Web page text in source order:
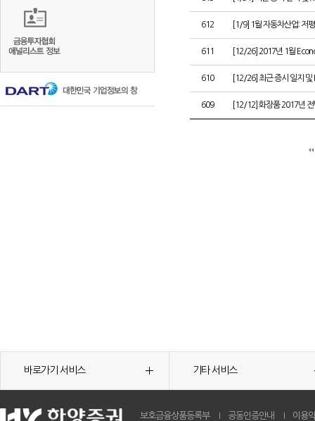
612 [1/9] 1월 자동차산업: 저
611 [12/26] 2017년 1월
610 [12/26] 최근 증시 일지 및
609 [12/12] 화장품 2017년
바로가기 서비스 기타 서비스
보호금융상품등록부 공동인증안내 이용